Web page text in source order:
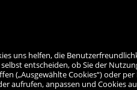
uns helfen, die
entscheiden, ob Sie der
(„Ausgewählte Cookies“) oder per
aufrufen, anpassen und Cookies